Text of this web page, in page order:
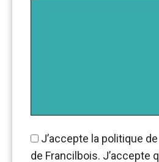
RGPD
*
J’accepte la politique
de Francilbois. J’accepte